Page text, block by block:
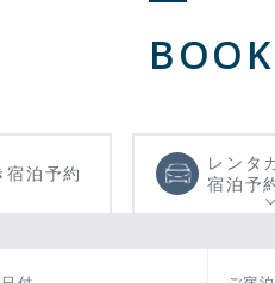
宿泊予約
レンタ
宿泊予